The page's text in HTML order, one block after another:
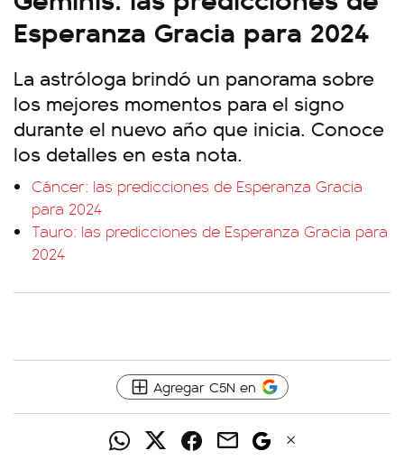
Esperanza Gracia para 2024
La astróloga brindó un panorama sobre
los mejores momentos para el signo
durante el nuevo año que inicia. Conoce
los detalles en esta nota.
Cáncer: las predicciones de Esperanza Gracia
para 2024
Tauro: las predicciones de Esperanza Gracia para
2024
Agregar C5N en